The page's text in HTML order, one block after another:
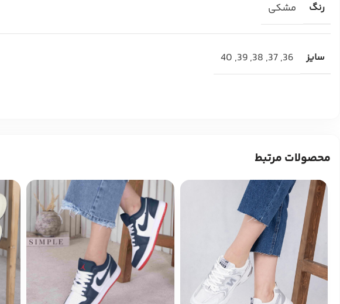
رنگ مشکی
سایز 36
,
37
,
38
,
39
,
40
محصولات مرتبط